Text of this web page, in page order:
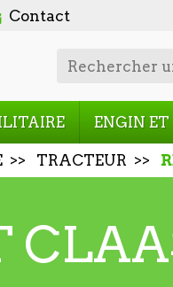
Contact
ENGIN
TRACTEUR